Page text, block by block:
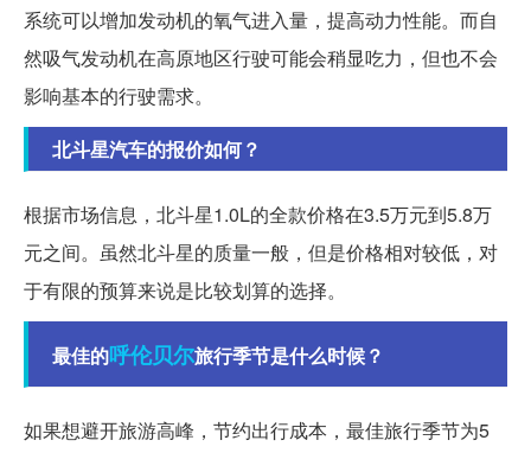
系统可以增加发动机的氧气进入量，提高动力性能。而自
然吸气发动机在高原地区行驶可能会稍显吃力，但也不会
影响基本的行驶需求。
北斗星汽车的报价如何？
根据市场信息，北斗星1.0L的全款价格在3.5万元到5.8万
元之间。虽然北斗星的质量一般，但是价格相对较低，对
于有限的预算来说是比较划算的选择。
最佳的呼伦贝尔旅行季节是什么时候？
如果想避开旅游高峰，节约出行成本，最佳旅行季节为5